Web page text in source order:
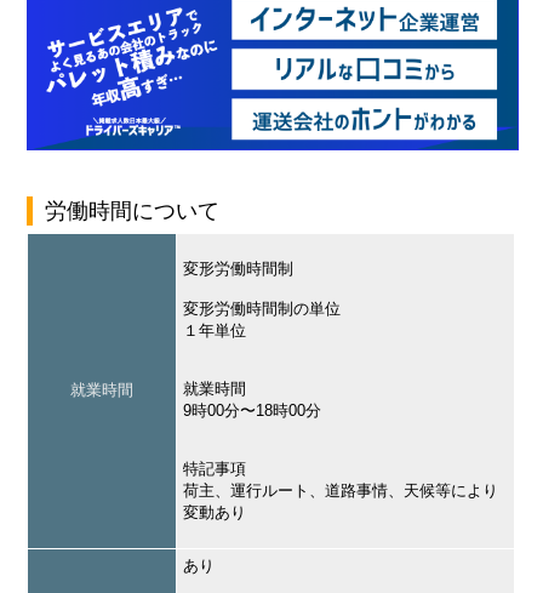
労働時間について
就業時間
変形労働時間制
変形労働時間制の単位
１年単位
就業時間
9時00分〜18時00分
特記事項
荷主、運行ルート、道路事情、天候等により
変動あり
あり